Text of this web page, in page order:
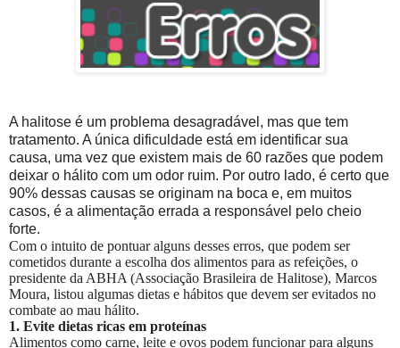
A halitose é um problema desagradável, mas que tem
tratamento. A única dificuldade está em identificar sua
causa, uma vez que existem mais de 60 razões que podem
deixar o hálito com um odor ruim. Por outro lado, é certo que
90% dessas causas se originam na boca e, em muitos
casos, é a alimentação errada a responsável pelo cheio
forte.
Com o intuito de pontuar alguns desses erros, que podem ser
cometidos durante a escolha dos alimentos para as refeições, o
presidente da ABHA (Associação Brasileira de Halitose), Marcos
Moura, listou algumas dietas e hábitos que devem ser evitados no
combate ao mau hálito.
1. Evite dietas ricas em proteínas
Alimentos como carne, leite e ovos podem funcionar para alguns